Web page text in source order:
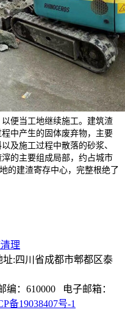
便当工地继续施工。建筑渣
中产生的固体废弃物，主要
及施工过程中散落的砂浆、
的主要组成局部，约占城市
的建渣寄存中心，完整根绝了
理
:四川省成都市郫都区泰
编：610000 电子邮箱：
备19038407号-1